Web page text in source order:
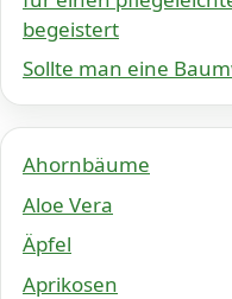
begeistert
Sollte man eine
Ahornbäume
Aloe Vera
Äpfel
Aprikosen